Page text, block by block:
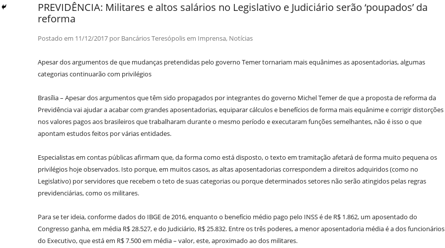
PREVIDÊNCIA: Militares e altos salários no Legislativo e Judiciário serão ‘poupados’ da
reforma
Postado em 11/12/2017 por Bancários Teresópolisem Imprensa, Notícias
Apesar dos argumentos de que mudanças pretendidas pelo governo Temer tornariam mais equânimes as aposentadorias, algumas
categorias continuarão com privilégios
Brasília – Apesar dos argumentos que têm sido propagados por integrantes do governo Michel Temer de que a proposta de reforma da
Previdência vai ajudar a acabar com grandes aposentadorias, equiparar cálculos e benefícios de forma mais equânime e corrigir distorções
nos valores pagos aos brasileiros que trabalharam durante o mesmo período e executaram funções semelhantes, não é isso o que
apontam estudos feitos por várias entidades.
Especialistas em contas públicas afirmam que, da forma como está disposto, o texto em tramitação afetará de forma muito pequena os
privilégios hoje observados. Isto porque, em muitos casos, as altas aposentadorias correspondem a direitos adquiridos (como no
Legislativo) por servidores que recebem o teto de suas categorias ou porque determinados setores não serão atingidos pelas regras
previdenciárias, como os militares.
Para se ter ideia, conforme dados do IBGE de 2016, enquanto o benefício médio pago pelo INSS é de R$ 1.862, um aposentado do
Congresso ganha, em média R$ 28.527, e do Judiciário, R$ 25.832. Entre os três poderes, a menor aposentadoria média é a dos funcionários
do Executivo, que está em R$ 7.500 em média – valor, este, aproximado ao dos militares.